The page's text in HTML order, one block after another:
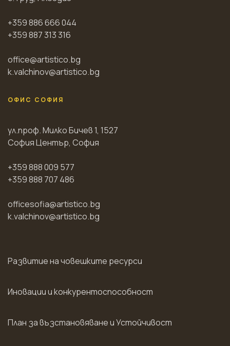
+359 886 666 044
+359 887 313 316
office@artistico.bg
k.valchinov@artistico.bg
ОФИС СОФИЯ
ул.проф. Милко Бичев 1, 1527
София Център, София
+359 888 009 577
+359 888 707 486
officesofia@artistico.bg
k.valchinov@artistico.bg
Развитие на човешките ресурси
Иновации и конкурентоспособност
План за възстановяване и Устойчивост